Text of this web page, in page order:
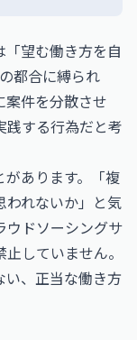
望む働き方を自
都合に縛られ
件を分散させ
践する行為だと考
あります。「複
われないか」と気
ウドソーシングサ
していません。
、正当な働き方